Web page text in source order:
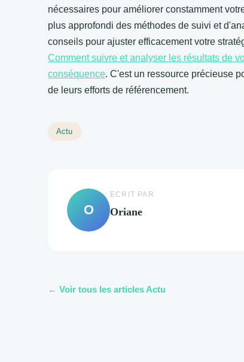
nécessaires pour améliorer constamment
plus approfondi des méthodes de suivi et
conseils pour ajuster efficacement votre
Comment suivre et analyser les résultats de
conséquence. C'est un ressource précieuse
de leurs efforts de référencement.
Actu
O
ECRIT PAR
Oriane
← Voir tous les articles Actu